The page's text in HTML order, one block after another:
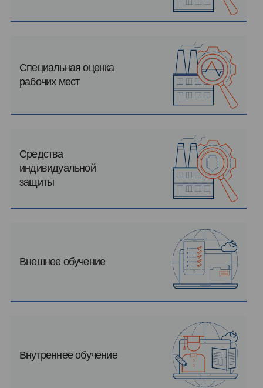
Специальная оценка
рабочих мест
Средства
индивидуальной
защиты
Внешнее обучение
Внутреннее обучение